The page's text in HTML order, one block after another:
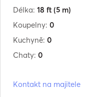
Délka: 18 ft (5 m)
Koupelny: 0
Kuchyně: 0
Chaty: 0
Kontakt na majitele